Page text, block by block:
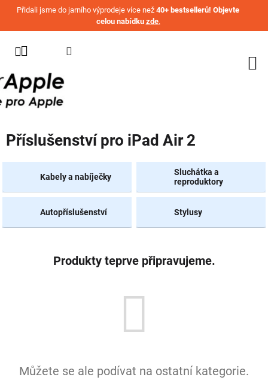
Přejít na obsah
Přidali jsme do jarního výprodeje více než 40+ bestsellerů! Objevte
celou nabídku zde.
IPHONE
MACBOOK
AIRPODS
AIRTAG
OSTATNÍ
Příslušenství pro iPad Air 2
Kabely a nabíječky
Sluchátka a
reproduktory
Autopříslušenství Stylusy
Produkty teprve připravujeme.
Můžete se ale podívat na ostatní kategorie.